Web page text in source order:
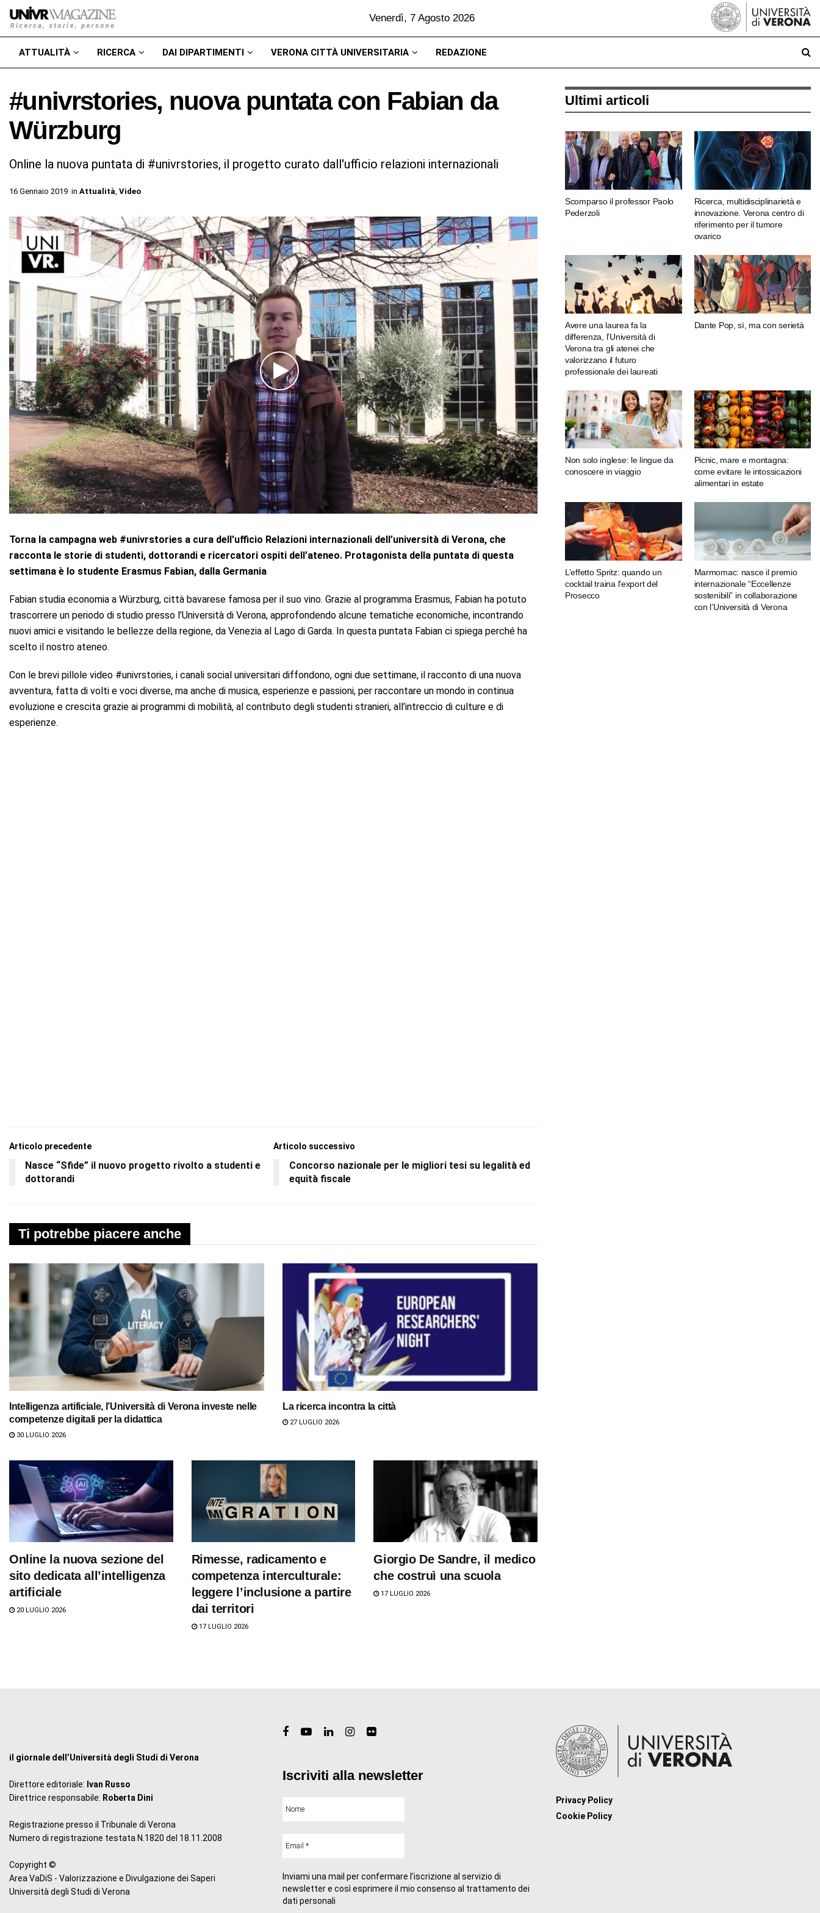
Venerdì, 7 Agosto 2026
ATTUALITÀ RICERCA DAI DIPARTIMENTI VERONA CITTÀ UNIVERSITARIA REDAZIONE
#univrstories, nuova puntata con Fabian da
Würzburg
Online la nuova puntata di #univrstories, il progetto curato dall'ufficio relazioni internazionali
16 Gennaio 2019 in Attualità Video
Torna la campagna web #univrstories a cura dell’ufficio Relazioni internazionali dell’università di Verona, che
racconta le storie di studenti, dottorandi e ricercatori ospiti dell’ateneo. Protagonista della puntata di questa
settimana è lo studente Erasmus Fabian, dalla Germania
Fabian studia economia a Würzburg, città bavarese famosa per il suo vino. Grazie al programma Erasmus, Fabian ha potuto
trascorrere un periodo di studio presso l’Università di Verona, approfondendo alcune tematiche economiche, incontrando
nuovi amici e visitando le bellezze della regione, da Venezia al Lago di Garda. In questa puntata Fabian ci spiega perché ha
scelto il nostro ateneo.
Con le brevi pillole video #univrstories, i canali social universitari diffondono, ogni due settimane, il racconto di una nuova
avventura, fatta di volti e voci diverse, ma anche di musica, esperienze e passioni, per raccontare un mondo in continua
evoluzione e crescita grazie ai programmi di mobilità, al contributo degli studenti stranieri, all’intreccio di culture e di
esperienze.
Articolo precedente
Nasce “Sfide” il nuovo progetto rivolto a studenti e
dottorandi
Articolo successivo
Concorso nazionale per le migliori tesi su legalità ed
equità fiscale
Ti potrebbe piacere anche
Intelligenza artificiale, l’Università di Verona investe nelle
competenze digitali per la didattica
30 LUGLIO 2026
La ricerca incontra la città
27 LUGLIO 2026
Online la nuova sezione del
sito dedicata all’intelligenza
artificiale
20 LUGLIO 2026
Rimesse, radicamento e
competenza interculturale:
leggere l’inclusione a partire
dai territori
17 LUGLIO 2026
Giorgio De Sandre, il medico
che costruì una scuola
17 LUGLIO 2026
Ultimi articoli
Scomparso il professor Paolo
Pederzoli
Ricerca, multidisciplinarietà e
innovazione. Verona centro di
riferimento per il tumore
ovarico
Avere una laurea fa la
differenza, l’Università di
Verona tra gli atenei che
valorizzano il futuro
professionale dei laureati
Dante Pop, sì, ma con serietà
Non solo inglese: le lingue da
conoscere in viaggio
Picnic, mare e montagna:
come evitare le intossicazioni
alimentari in estate
L’effetto Spritz: quando un
cocktail traina l’export del
Prosecco
Marmomac: nasce il premio
internazionale “Eccellenze
sostenibili” in collaborazione
con l’Università di Verona
il giornale dell’Università degli Studi di Verona
Direttore editoriale: Ivan Russo
Direttrice responsabile: Roberta Dini
Registrazione presso il Tribunale di Verona
Numero di registrazione testata N.1820 del 18.11.2008
Copyright ©
Area VaDiS - Valorizzazione e Divulgazione dei Saperi
Università degli Studi di Verona
Iscriviti alla newsletter
Inviami una mail per confermare l’iscrizione al servizio di
newsletter e così esprimere il mio consenso al trattamento dei
dati personali
Privacy Policy
Cookie Policy